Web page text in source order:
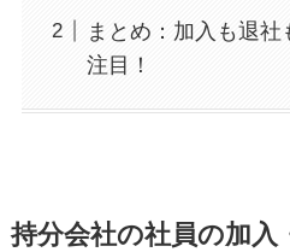
まとめ：加入も退
注目！
持分会社の社員の加入